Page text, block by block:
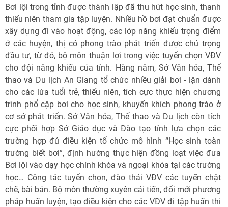
Bơi lội trong tỉnh được thành lập đã thu hút học sinh, thanh
thiếu niên tham gia tập luyện. Nhiều hồ bơi đạt chuẩn được
xây dựng đi vào hoạt động, các lớp năng khiếu trọng điểm
ở các huyện, thị có phong trào phát triển được chú trọng
đầu tư, từ đó, bộ môn thuận lợi trong việc tuyển chọn VÐV
cho đội năng khiếu của tỉnh. Hàng năm, Sở Văn hóa, Thể
thao và Du lịch An Giang tổ chức nhiều giải bơi - lặn dành
cho các lứa tuổi trẻ, thiếu niên, tích cực thực hiện chương
trình phổ cập bơi cho học sinh, khuyến khích phong trào ở
cơ sở phát triển. Sở Văn hóa, Thể thao và Du lịch còn tích
cực phối hợp Sở Giáo dục và Ðào tạo tỉnh lựa chọn các
trường hợp đủ điều kiện tổ chức mô hình “Học sinh toàn
trường biết bơi”, định hướng thực hiện đồng loạt việc đưa
Bơi lội vào dạy học chính khóa và ngoại khóa tại các trường
học… Công tác tuyển chọn, đào thải VÐV các tuyến chặt
chẽ, bài bản. Bộ môn thường xuyên cải tiến, đổi mới phương
pháp huấn luyện, tạo điều kiện cho các VÐV đi tập huấn thi